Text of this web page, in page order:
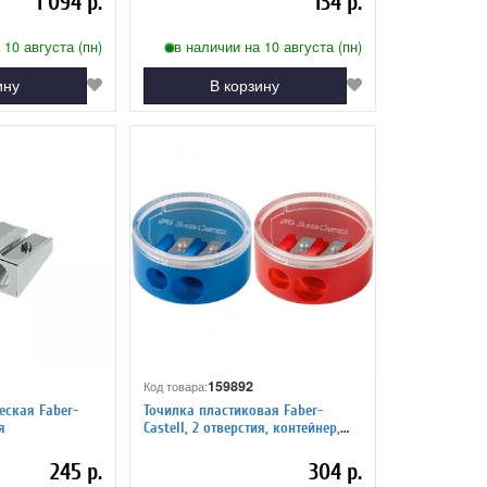
августа (пн) в наличии на 10 августа (пн)
В корзину
Faber-
245 р.
Код товара:159892
Точилка пластиковая Faber-
Castell, 2 отверстия, контейнер,
304 р.